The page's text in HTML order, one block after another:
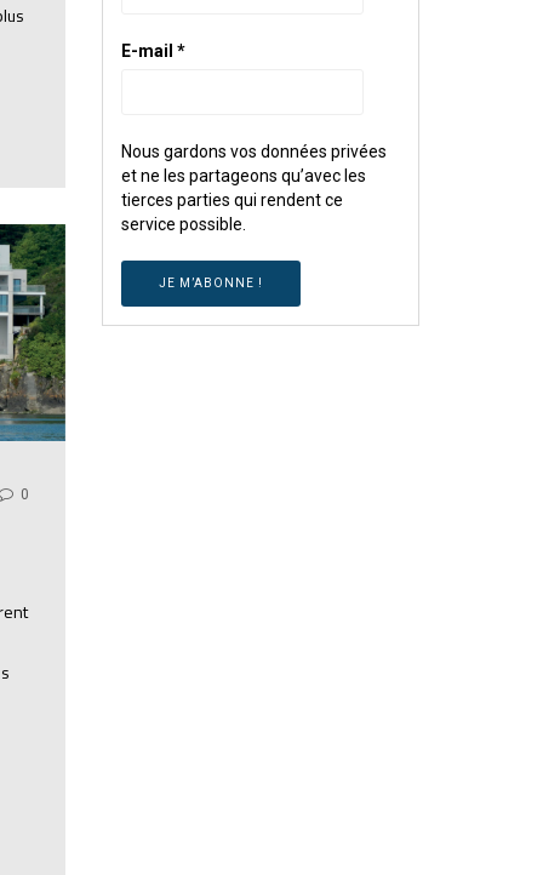
0
E-mail *
Nous gardons vos données privées
et ne les partageons qu’avec les
tierces parties qui rendent ce
service possible.